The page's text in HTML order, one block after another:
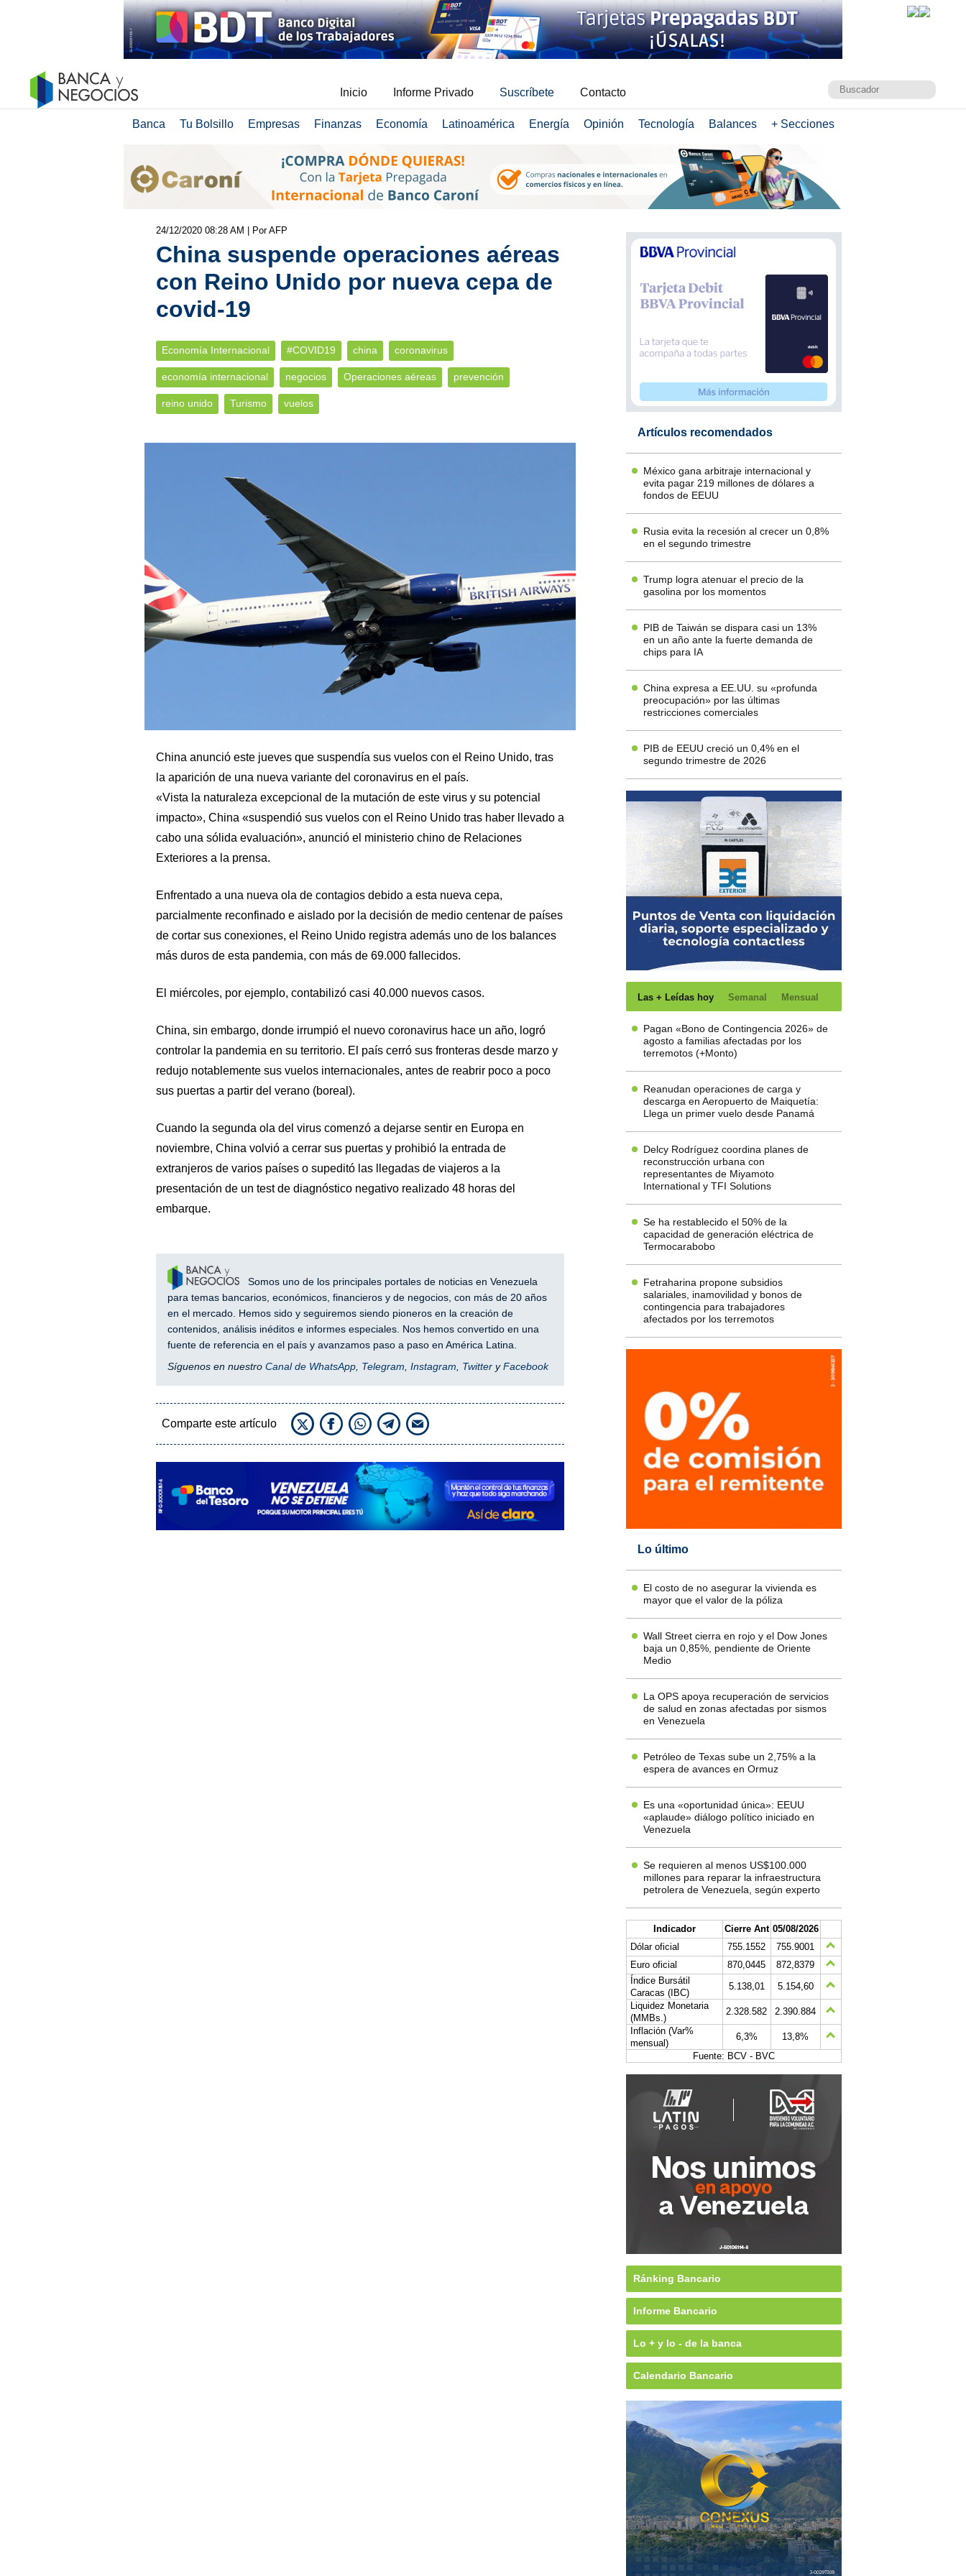
Inicio Informe Privado Suscríbete Contacto
Banca Tu Bolsillo Empresas Finanzas Economía Latinoamérica Energía Opinión Tecnología Balances + Secciones
24/12/2020 08:28 AM | Por AFP
China suspende operaciones aéreas
con Reino Unido por nueva cepa de
covid-19
Economía Internacional #COVID19 china coronavirus
economía internacional negocios Operaciones aéreas prevención
reino unido Turismo vuelos
China anunció este jueves que suspendía sus vuelos con el Reino Unido, tras
la aparición de una nueva variante del coronavirus en el país.
«Vista la naturaleza excepcional de la mutación de este virus y su potencial
impacto», China «suspendió sus vuelos con el Reino Unido tras haber llevado a
cabo una sólida evaluación», anunció el ministerio chino de Relaciones
Exteriores a la prensa.
Enfrentado a una nueva ola de contagios debido a esta nueva cepa,
parcialmente reconfinado e aislado por la decisión de medio centenar de países
de cortar sus conexiones, el Reino Unido registra además uno de los balances
más duros de esta pandemia, con más de 69.000 fallecidos.
El miércoles, por ejemplo, contabilizó casi 40.000 nuevos casos.
China, sin embargo, donde irrumpió el nuevo coronavirus hace un año, logró
controlar la pandemia en su territorio. El país cerró sus fronteras desde marzo y
redujo notablemente sus vuelos internacionales, antes de reabrir poco a poco
sus puertas a partir del verano (boreal).
Cuando la segunda ola del virus comenzó a dejarse sentir en Europa en
noviembre, China volvió a cerrar sus puertas y prohibió la entrada de
extranjeros de varios países o supeditó las llegadas de viajeros a la
presentación de un test de diagnóstico negativo realizado 48 horas del
embarque.
Somos uno de los principales portales de noticias en Venezuela
para temas bancarios, económicos, financieros y de negocios, con más de 20 años
en el mercado. Hemos sido y seguiremos siendo pioneros en la creación de
contenidos, análisis inéditos e informes especiales. Nos hemos convertido en una
fuente de referencia en el país y avanzamos paso a paso en América Latina.
Síguenos en nuestro Canal de WhatsApp, Telegram, Instagram, TwitteryFacebook
Comparte este artículo
Artículos recomendados
México gana arbitraje internacional y
evita pagar 219 millones de dólares a
fondos de EEUU
Rusia evita la recesión al crecer un 0,8%
en el segundo trimestre
Trump logra atenuar el precio de la
gasolina por los momentos
PIB de Taiwán se dispara casi un 13%
en un año ante la fuerte demanda de
chips para IA
China expresa a EE.UU. su «profunda
preocupación» por las últimas
restricciones comerciales
PIB de EEUU creció un 0,4% en el
segundo trimestre de 2026
Las + Leídas hoy Semanal Mensual
Pagan «Bono de Contingencia 2026» de
agosto a familias afectadas por los
terremotos (+Monto)
Reanudan operaciones de carga y
descarga en Aeropuerto de Maiquetía:
Llega un primer vuelo desde Panamá
Delcy Rodríguez coordina planes de
reconstrucción urbana con
representantes de Miyamoto
International y TFI Solutions
Se ha restablecido el 50% de la
capacidad de generación eléctrica de
Termocarabobo
Fetraharina propone subsidios
salariales, inamovilidad y bonos de
contingencia para trabajadores
afectados por los terremotos
Lo último
El costo de no asegurar la vivienda es
mayor que el valor de la póliza
Wall Street cierra en rojo y el Dow Jones
baja un 0,85%, pendiente de Oriente
Medio
La OPS apoya recuperación de servicios
de salud en zonas afectadas por sismos
en Venezuela
Petróleo de Texas sube un 2,75% a la
espera de avances en Ormuz
Es una «oportunidad única»: EEUU
«aplaude» diálogo político iniciado en
Venezuela
Se requieren al menos US$100.000
millones para reparar la infraestructura
petrolera de Venezuela, según experto
Indicador Cierre Ant 05/08/2026
Dólar oficial
755.1552
755.9001
Euro oficial
870,0445
872,8379
Índice Bursátil
Caracas (IBC)
5.138,01
5.154,60
Liquidez Monetaria
(MMBs.)
2.328.582
2.390.884
Inflación (Var%
mensual)
6,3%
13,8%
Fuente: BCV - BVC
Ránking Bancario
Informe Bancario
Lo + y lo - de la banca
Calendario Bancario